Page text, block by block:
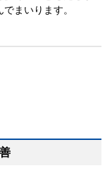
まいります。